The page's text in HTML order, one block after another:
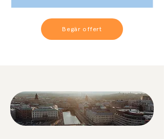
Begär offert